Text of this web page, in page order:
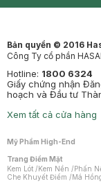
Bản quyền © 2016
Công Ty cổ phần
Hotline: 1800 6324
Giấy chứng nhận
hoạch và Đầu tư
Xem tất cả cửa hàng
Mỹ Phẩm High-End
Trang Điểm Mặt
Kem Lót /Kem Nền /Phấn
Che Khuyết Điểm /Má